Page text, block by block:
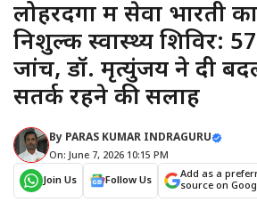
​लोहरदगा में सेवा भारती
निशुल्क स्वास्थ्य शिविर:
जांच, डॉ. मृत्युंजय ने दी
सतर्क रहने की सलाह
By PARAS KUMAR INDRAGURU
On: June 7, 2026 10:15 PM
Join Us
Follow Us
Add as a
source on